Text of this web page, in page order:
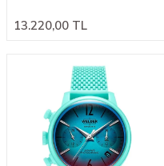
13.220,00 TL